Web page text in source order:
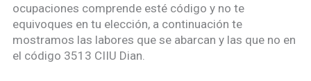
ocupaciones comprende esté código y no te
equivoques en tu elección, a continuación te
mostramos las labores que se abarcan y las que no en
el código 3513 CIIU Dian.